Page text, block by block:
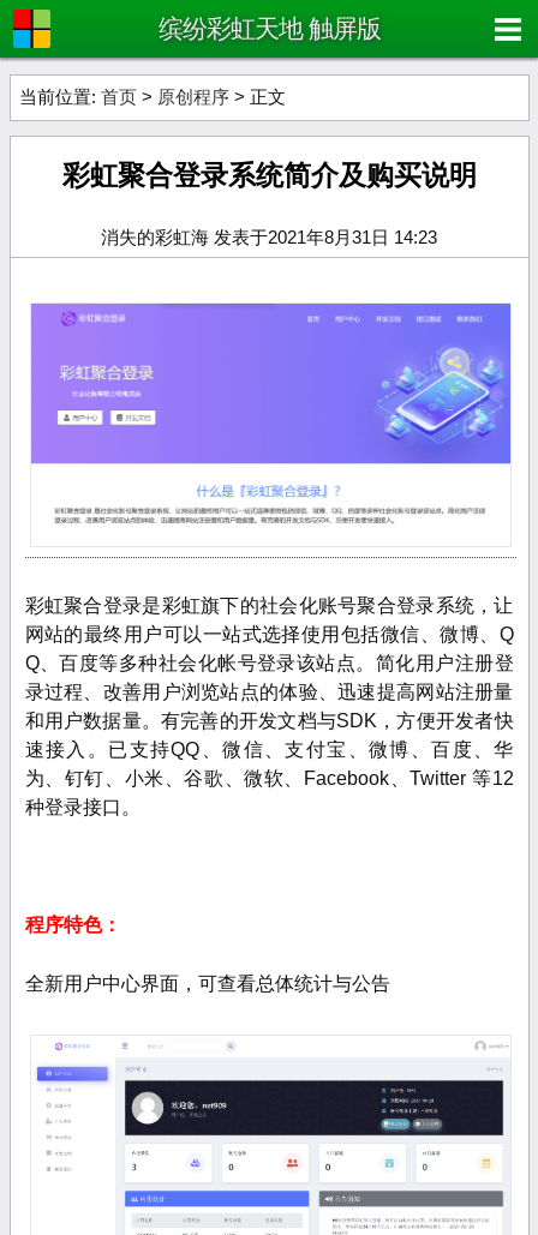
缤纷彩虹天地 触屏版
当前位置: 首页 > 原创程序 > 正文
彩虹聚合登录系统简介及购买说明
消失的彩虹海 发表于2021年8月31日 14:23
彩虹聚合登录是彩虹旗下的社会化账号聚合登录系统，让
网站的最终用户可以一站式选择使用包括微信、微博、Q
Q、百度等多种社会化帐号登录该站点。简化用户注册登
录过程、改善用户浏览站点的体验、迅速提高网站注册量
和用户数据量。有完善的开发文档与SDK，方便开发者快
速接入。已支持QQ、微信、支付宝、微博、百度、华
为、钉钉、小米、谷歌、微软、Facebook、Twitter 等12
种登录接口。
程序特色：
全新用户中心界面，可查看总体统计与公告